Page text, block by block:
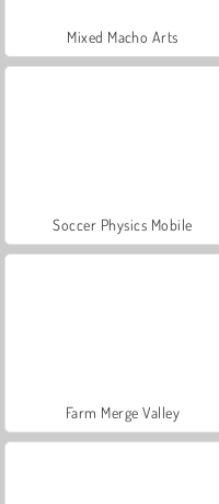
Mixed Macho Arts
Soccer Physics Mobile
Farm Merge Valley